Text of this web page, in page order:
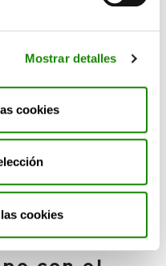
Mostrar detalles
cookies
cookies